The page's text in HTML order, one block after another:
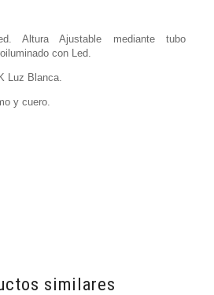
Altura Ajustable mediante tubo
con Led.
Luz Blanca.
y cuero.
similares